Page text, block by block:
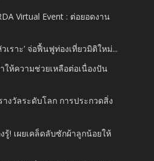
Virtual Event : ต่อยอดงาน
เราะ’ จ่อฟื้นฟูท่องเที่ยวมิติใหม่...
ให้ความช่วยเหลือต่อเนื่องปัน
างวัลระดับโลก การประกวดสิ่ง
! เผยเคล็ดลับซักผ้าลูกน้อยให้